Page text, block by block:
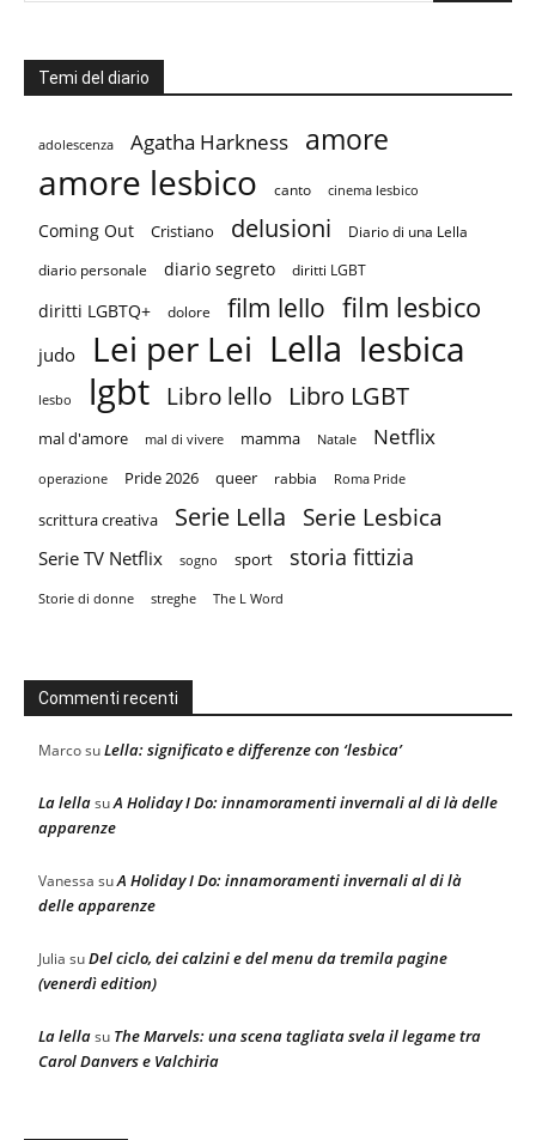
Temi del diario
adolescenza Agatha Harkness amore
amore lesbico canto cinema lesbico
Coming Out Cristiano delusioni
Diario di una Lella
diario personale
diario segreto diritti LGBT
diritti LGBTQ+ dolore film lello film lesbico
judo Lei per Lei Lella lesbica
lesbo lgbt Libro lello Libro LGBT
mal d'amore mal di vivere mamma Natale Netflix
operazione Pride 2026 queer rabbia Roma Pride
scrittura creativa Serie Lella Serie Lesbica
Serie TV Netflix sogno sport storia fittizia
Storie di donne streghe The L Word
Commenti recenti
MarcosuLella: significato e differenze con ‘lesbica’
La lellasuA Holiday I Do: innamoramenti invernali al di là delle
apparenze
Vanessa suA Holiday I Do: innamoramenti invernali al di là
delle apparenze
Julia suDel ciclo, dei calzini e del menu da tremila pagine
(venerdì edition)
La lellasu The Marvels: una scena tagliata svela il legame tra
Carol Danvers e Valchiria